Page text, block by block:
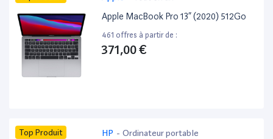
Apple MacBook Pro 13” (2020) 512Go
461 offres à partir de :
371,00 €
Top Produit HP - Ordinateur portable